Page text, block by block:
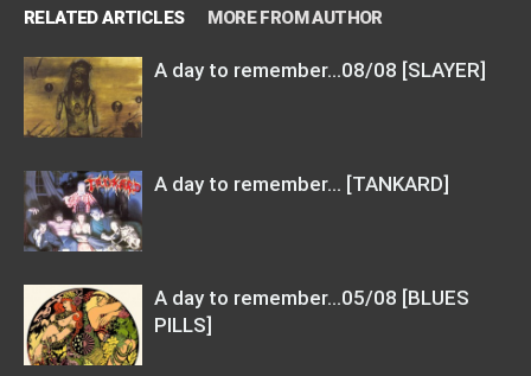
RELATED ARTICLES MORE FROM AUTHOR
A day to remember…08/08 [SLAYER]
A day to remember… [TANKARD]
A day to remember…05/08 [BLUES
PILLS]